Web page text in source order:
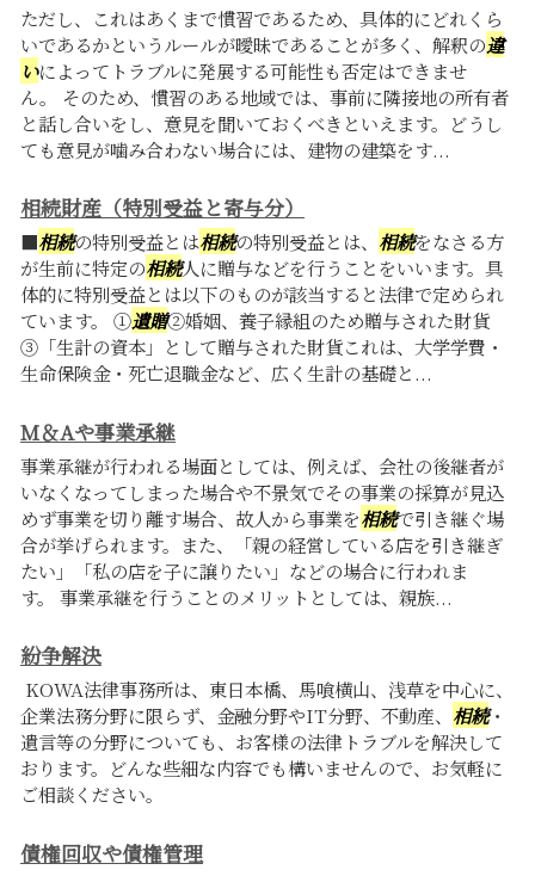
ただし、これはあくまで慣習であるため、具体的にどれくら
いであるかというルールが曖昧であることが多く、解釈の違
いによってトラブルに発展する可能性も否定はできませ
ん。 そのため、慣習のある地域では、事前に隣接地の所有者
と話し合いをし、意見を聞いておくべきといえます。どうし
ても意見が噛み合わない場合には、建物の建築をす...
相続財産（特別受益と寄与分）
■相続の特別受益とは相続の特別受益とは、 相続をなさる方
が生前に特定の相続人に贈与などを行うことをいいます。具
体的に特別受益とは以下のものが該当すると法律で定められ
ています。 ①遺贈②婚姻、養子縁組のため贈与された財貨
③「生計の資本」として贈与された財貨これは、大学学費・
生命保険金・死亡退職金など、広く生計の基礎と...
M＆Aや事業承継
事業承継が行われる場面としては、例えば、会社の後継者が
いなくなってしまった場合や不景気でその事業の採算が見込
めず事業を切り離す場合、故人から事業を相続で引き継ぐ場
合が挙げられます。また、「親の経営している店を引き継ぎ
たい」「私の店を子に譲りたい」などの場合に行われま
す。 事業承継を行うことのメリットとしては、親族...
紛争解決
KOWA法律事務所は、東日本橋、馬喰横山、浅草を中心に、
企業法務分野に限らず、金融分野やIT分野、不動産、 相続・
遺言等の分野についても、お客様の法律トラブルを解決して
おります。どんな些細な内容でも構いませんので、お気軽に
ご相談ください。
債権回収や債権管理